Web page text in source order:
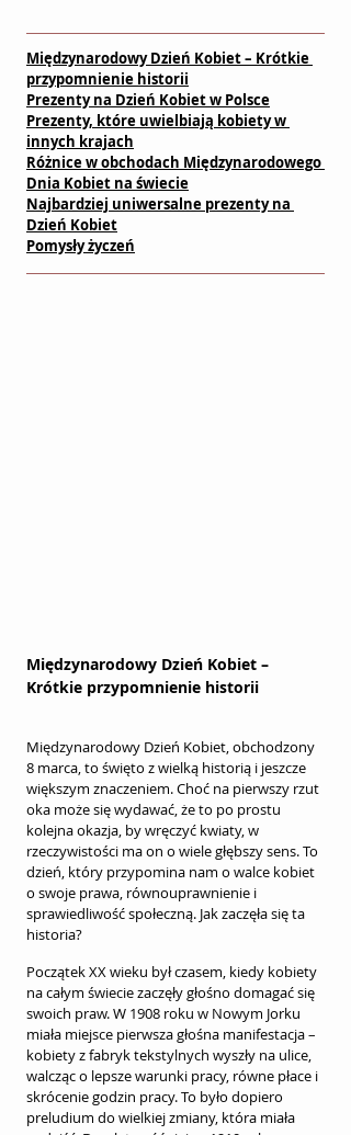
Międzynarodowy Dzień Kobiet – Krótkie
przypomnienie historii
Prezenty na Dzień Kobiet w Polsce
Prezenty, które uwielbiają kobiety w
innych krajach
Różnice w obchodach Międzynarodowego
Dnia Kobiet na świecie
Najbardziej uniwersalne prezenty na
Dzień Kobiet
Pomysły życzeń
Międzynarodowy Dzień Kobiet –
Krótkie przypomnienie historii
Międzynarodowy Dzień Kobiet, obchodzony
8 marca, to święto z wielką historią i jeszcze
większym znaczeniem. Choć na pierwszy rzut
oka może się wydawać, że to po prostu
kolejna okazja, by wręczyć kwiaty, w
rzeczywistości ma on o wiele głębszy sens. To
dzień, który przypomina nam o walce kobiet
o swoje prawa, równouprawnienie i
sprawiedliwość społeczną. Jak zaczęła się ta
historia?
Początek XX wieku był czasem, kiedy kobiety
na całym świecie zaczęły głośno domagać się
swoich praw. W 1908 roku w Nowym Jorku
miała miejsce pierwsza głośna manifestacja –
kobiety z fabryk tekstylnych wyszły na ulice,
walcząc o lepsze warunki pracy, równe płace i
skrócenie godzin pracy. To było dopiero
preludium do wielkiej zmiany, która miała